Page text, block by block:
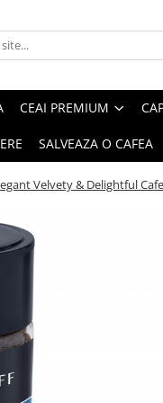
CEAI PREMIUM
SALVEAZA O CAFEA
Velvety & Delightful